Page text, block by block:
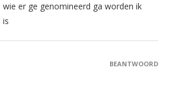
wie er ge genomineerd ga worden ik
is
BEANTWOORD